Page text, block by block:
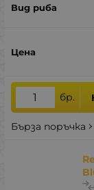
бр.
Бърза поръчка